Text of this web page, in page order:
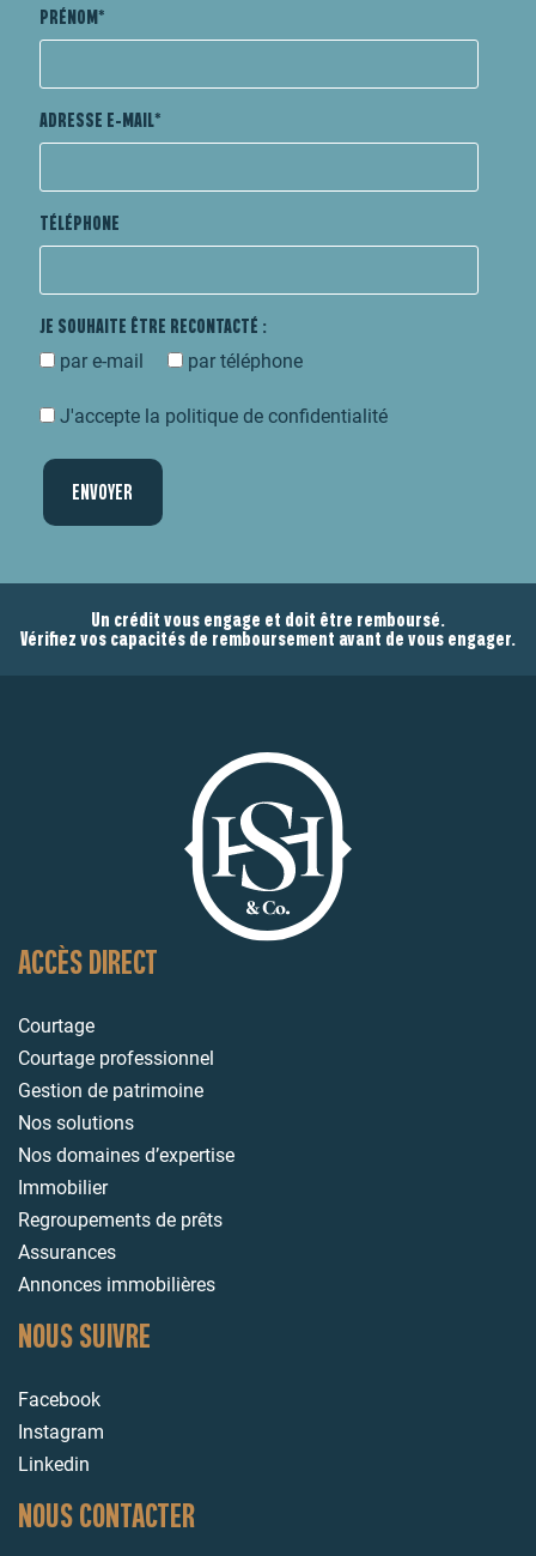
PRÉNOM
ADRESSE E-MAIL
TÉLÉPHONE
JE SOUHAITE ÊTRE RECONTACTÉ :
par e-mail
par téléphone
J'accepte la politique de confidentialité
Un crédit vous engage et doit être remboursé.
Vérifiez vos capacités de remboursement avant de vous engager.
ACCÈS DIRECT
Courtage
Courtage professionnel
Gestion de patrimoine
Nos solutions
Nos domaines d’expertise
Immobilier
Regroupements de prêts
Assurances
Annonces immobilières
NOUS SUIVRE
Facebook
Instagram
Linkedin
NOUS CONTACTER